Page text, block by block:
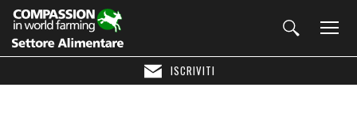
ISCRIVITI